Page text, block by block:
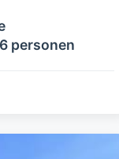
personen